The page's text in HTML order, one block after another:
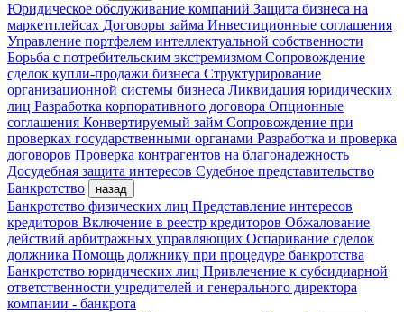
Юридическое обслуживание компаний Защита бизнеса на
маркетплейсах Договоры займа Инвестиционные соглашения
Управление портфелем интеллектуальной собственности
Борьба с потребительским экстремизмом Сопровождение
сделок купли-продажи бизнеса Структурирование
организационной системы бизнеса Ликвидация юридических
лиц Разработка корпоративного договора Опционные
соглашения Конвертируемый займ Сопровождение при
проверках государственными органами Разработка и проверка
договоров Проверка контрагентов на благонадежность
Досудебная защита интересов Судебное представительство
Банкротство
назад
Банкротство физических лиц Представление интересов
кредиторов Включение в реестр кредиторов Обжалование
действий арбитражных управляющих Оспаривание сделок
должника Помощь должнику при процедуре банкротства
Банкротство юридических лиц Привлечение к субсидиарной
ответственности учредителей и генерального директора
компании - банкрота